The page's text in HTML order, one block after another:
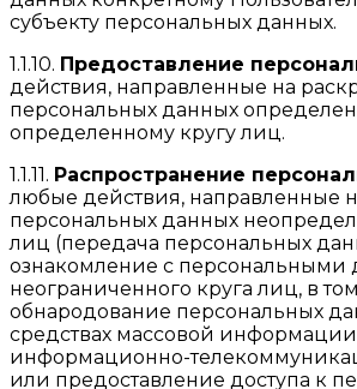
субъекту персональных данных.
1.1.10. Предоставление
действия, направленные на
персональных данных
определенному кругу лиц.
1.1.11. Распространение
любые действия, направленные
персональных данных
лиц (передача персональных
ознакомление с персональными
неограниченного круга лиц, в
обнародование персональных
средствах массовой
информационно-
или предоставление доступа к